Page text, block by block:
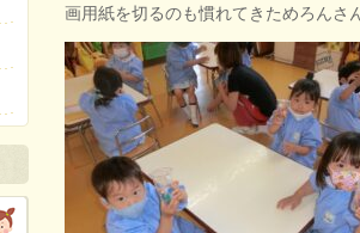
画用紙を切るのも慣れてきためろんさ